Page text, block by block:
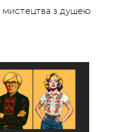
мистецтва з душею